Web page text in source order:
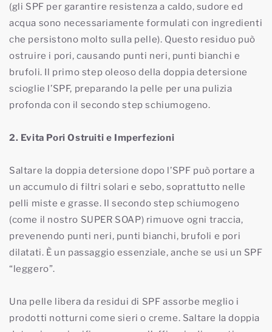
(gli SPF per garantire resistenza a caldo, sudore ed
acqua sono necessariamente formulati con ingredienti
che persistono molto sulla pelle). Questo residuo può
ostruire i pori, causando punti neri, punti bianchi e
brufoli. Il primo step oleoso della doppia detersione
scioglie l’SPF, preparando la pelle per una pulizia
profonda con il secondo step schiumogeno.
2. Evita Pori Ostruiti e Imperfezioni
Saltare la doppia detersione dopo l’SPF può portare a
un accumulo di filtri solari e sebo, soprattutto nelle
pelli miste e grasse. Il secondo step schiumogeno
(come il nostro SUPER SOAP) rimuove ogni traccia,
prevenendo punti neri, punti bianchi, brufoli e pori
dilatati. È un passaggio essenziale, anche se usi un SPF
“leggero”.
Una pelle libera da residui di SPF assorbe meglio i
prodotti notturni come sieri o creme. Saltare la doppia